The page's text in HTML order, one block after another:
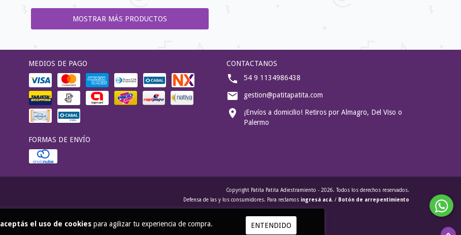
aceptás el uso de cookiespara agilizar tu experiencia de compra. ENTENDIDO
MOSTRAR MÁS PRODUCTOS
MEDIOS DE PAGO
FORMAS DE ENVÍO
CONTACTANOS
54 9 1134986438
gestion@patitapatita.com
¡Envíos a domicilio! Retiros por Almagro, Del Viso o
Palermo
Copyright Patita Patita Adiestramiento - 2026. Todos los derechos reservados.
Defensa de las y los consumidores. Para reclamos ingresá acá. / Botón de arrepentimiento